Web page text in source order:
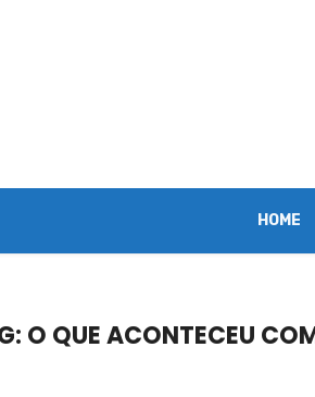
HOME
O QUE ACONTECEU